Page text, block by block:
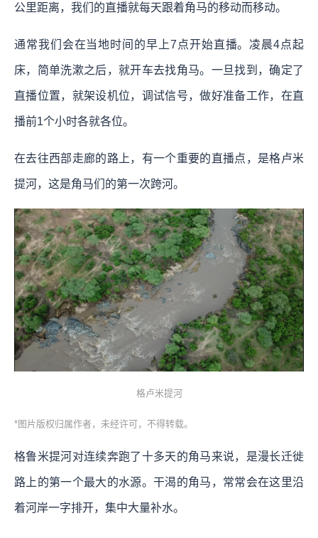
公里距离，我们的直播就每天跟着角马的移动而移动。
通常我们会在当地时间的早上7点开始直播。凌晨4点起
床，简单洗漱之后，就开车去找角马。一旦找到，确定了
直播位置，就架设机位，调试信号，做好准备工作，在直
播前1个小时各就各位。
在去往西部走廊的路上，有一个重要的直播点，是格卢米
提河，这是角马们的第一次跨河。
格卢米提河
*图片版权归属作者，未经许可，不得转载。
格鲁米提河对连续奔跑了十多天的角马来说，是漫长迁徙
路上的第一个最大的水源。干渴的角马，常常会在这里沿
着河岸一字排开，集中大量补水。